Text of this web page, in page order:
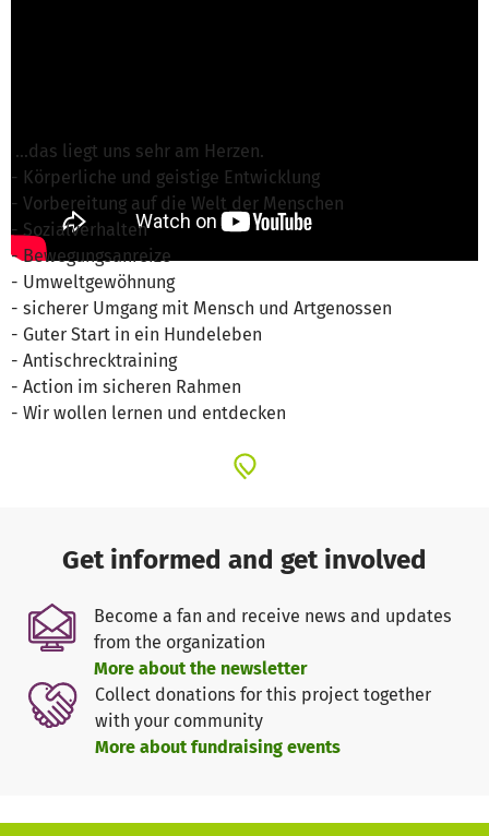
...das liegt uns sehr am Herzen.
- Körperliche und geistige Entwicklung
- Vorbereitung auf die Welt der Menschen
- Sozialverhalten
- Bewegungsanreize
- Umweltgewöhnung
- sicherer Umgang mit Mensch und Artgenossen
- Guter Start in ein Hundeleben
- Antischrecktraining
- Action im sicheren Rahmen
- Wir wollen lernen und entdecken
Get informed and get involved
Become a fan and receive news and updates
from the organization
More about the newsletter
Collect donations for this project together
with your community
More about fundraising events